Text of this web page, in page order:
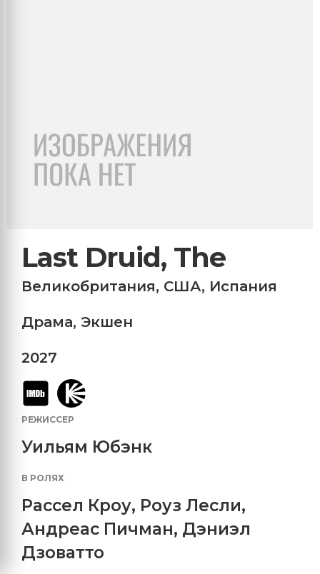
Last Druid, The
Великобритания, США, Испания
Драма, Экшен
2027
РЕЖИССЕР
Уильям Юбэнк
В РОЛЯХ
Рассел Кроу, Роуз Лесли,
Андреас Пичман, Дэниэл
Дзоватто